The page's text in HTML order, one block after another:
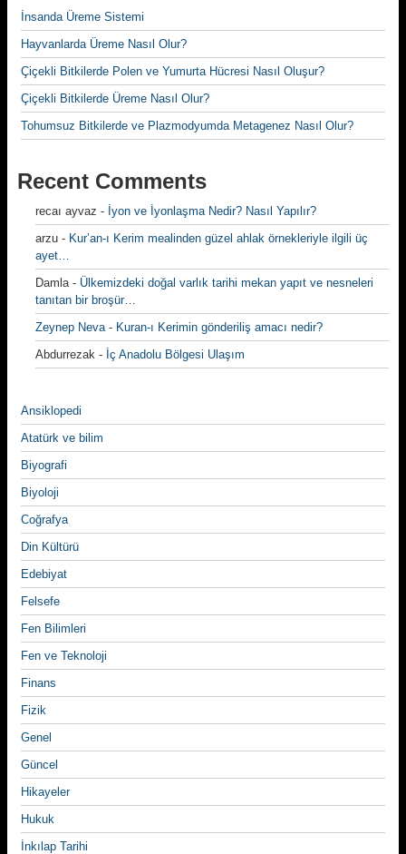
İnsanda Üreme Sistemi
Hayvanlarda Üreme Nasıl Olur?
Çiçekli Bitkilerde Polen ve Yumurta Hücresi Nasıl Oluşur?
Çiçekli Bitkilerde Üreme Nasıl Olur?
Tohumsuz Bitkilerde ve Plazmodyumda Metagenez Nasıl Olur?
Recent Comments
recaı ayvaz - İyon ve İyonlaşma Nedir? Nasıl Yapılır?
arzu - Kur’an-ı Kerim mealinden güzel ahlak örnekleriyle ilgili üç
ayet…
Damla- Ülkemizdeki doğal varlık tarihi mekan yapıt ve nesneleri
tanıtan bir broşür…
Zeynep Neva- Kuran-ı Kerimin gönderiliş amacı nedir?
Abdurrezak - İç Anadolu Bölgesi Ulaşım
Ansiklopedi
Atatürk ve bilim
Biyografi
Biyoloji
Coğrafya
Din Kültürü
Edebiyat
Felsefe
Fen Bilimleri
Fen ve Teknoloji
Finans
Fizik
Genel
Güncel
Hikayeler
Hukuk
İnkılap Tarihi